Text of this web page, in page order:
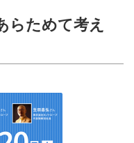
らためて考え